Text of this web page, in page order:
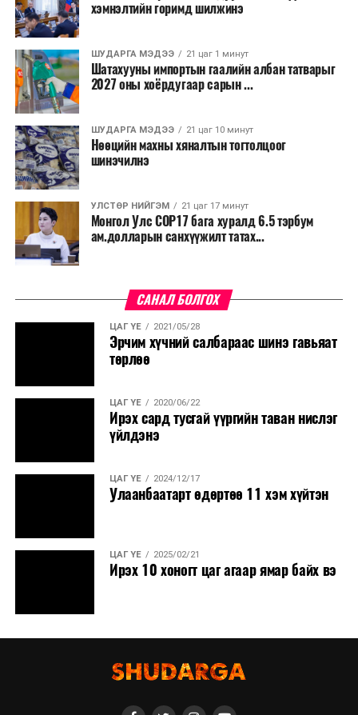
хэмнэлтийн горимд шилжинэ
ШУДАРГА МЭДЭЭ 21 цаг 1 минут
Шатахууны импортын гаалийн албан татварыг
2027 оны хоёрдугаар сарын ...
ШУДАРГА МЭДЭЭ 21 цаг 10 минут
Нөөцийн махны хяналтын тогтолцоог
шинэчилнэ
УЛСТӨР НИЙГЭМ 21 цаг 17 минут
Монгол Улс COP17 бага хуралд 6.5 тэрбум
ам.долларын санхүүжилт татах...
САНАЛ БОЛГОХ
ЦАГ ҮЕ 2021/05/28
Эрчим хүчний салбараас шинэ гавьяат
төрлөө
ЦАГ ҮЕ 2020/06/22
Ирэх сард тусгай үүргийн таван нислэг
үйлдэнэ
ЦАГ ҮЕ 2024/12/17
Улаанбаатарт өдөртөө 11 хэм хүйтэн
ЦАГ ҮЕ 2025/02/21
Ирэх 10 хоногт цаг агаар ямар байх вэ